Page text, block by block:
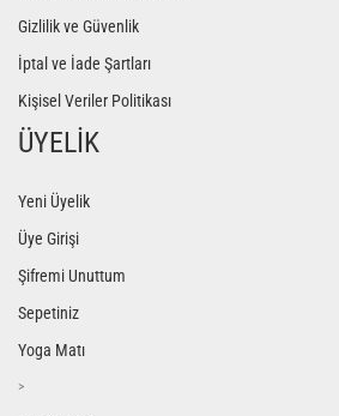
Gizlilik ve Güvenlik
İptal ve İade Şartları
Kişisel Veriler Politikası
ÜYELİK
Yeni Üyelik
Üye Girişi
Şifremi Unuttum
Sepetiniz
Yoga Matı
>